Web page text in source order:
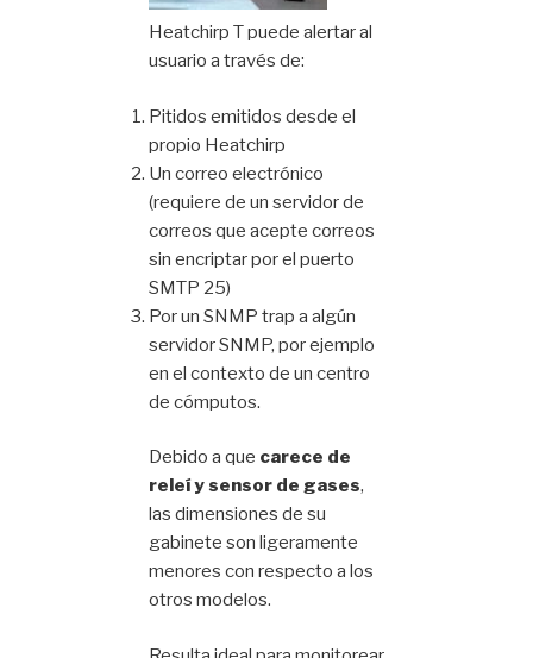
Heatchirp T puede alertar al
usuario a través de:
Pitidos emitidos desde el
propio Heatchirp
Un correo electrónico
(requiere de un servidor de
correos que acepte correos
sin encriptar por el puerto
SMTP 25)
Por un SNMP trap a algún
servidor SNMP, por ejemplo
en el contexto de un centro
de cómputos.
Debido a que carece de
releí y sensor de gases,
las dimensiones de su
gabinete son ligeramente
menores con respecto a los
otros modelos.